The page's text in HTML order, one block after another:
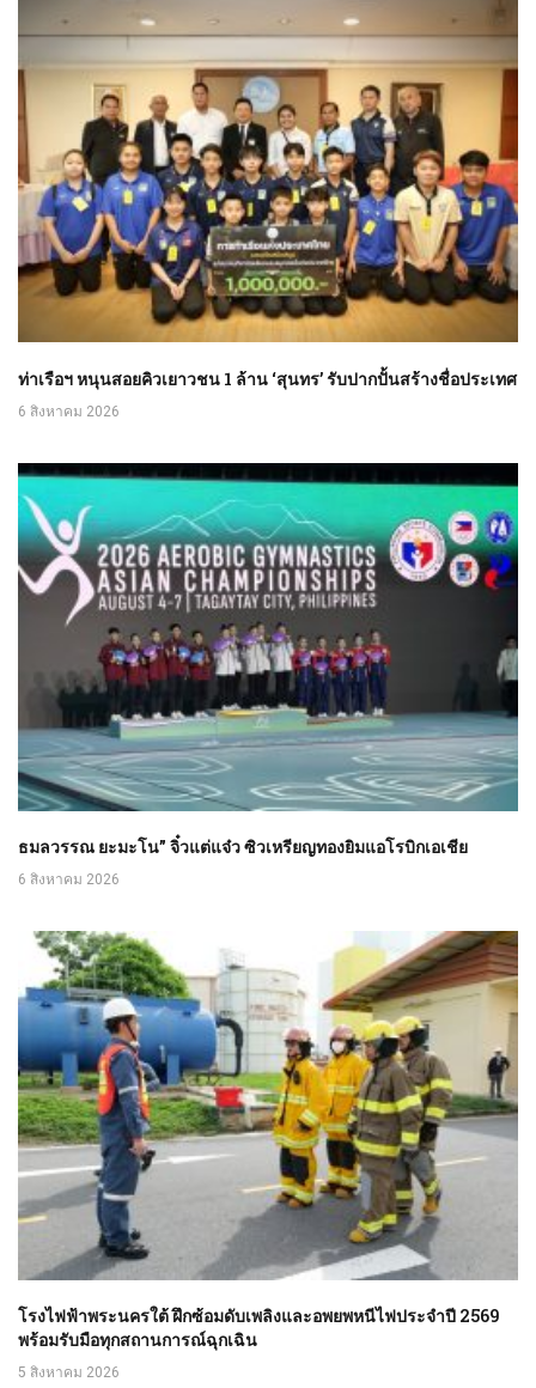
ท่าเรือฯ หนุนสอยคิวเยาวชน 1 ล้าน ‘สุนทร’ รับปากปั้นสร้างชื่อประเทศ
6 สิงหาคม 2026
ธมลวรรณ ยะมะโน” จิ๋วแต่แจ๋ว ซิวเหรียญทองยิมแอโรบิกเอเชีย
6 สิงหาคม 2026
โรงไฟฟ้าพระนครใต้ ฝึกซ้อมดับเพลิงและอพยพหนีไฟประจำปี 2569
พร้อมรับมือทุกสถานการณ์ฉุกเฉิน
5 สิงหาคม 2026